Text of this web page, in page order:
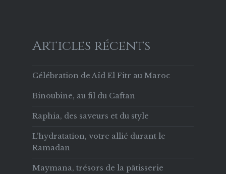
Articles récents
Célébration de Aïd El Fitr au Maroc
Binoubine, au fil du Caftan
Raphia, des saveurs et du style
L’hydratation, votre allié durant le
Ramadan
Maymana, trésors de la pâtisserie